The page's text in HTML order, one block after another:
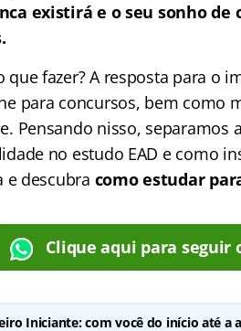
existirá e o seu sonho
que fazer? A resposta para o
para concursos, bem como
Pensando nisso,
no estudo EAD e como
e descubra como estudar
Clique aqui para seguir
Iniciante: com você do início até a